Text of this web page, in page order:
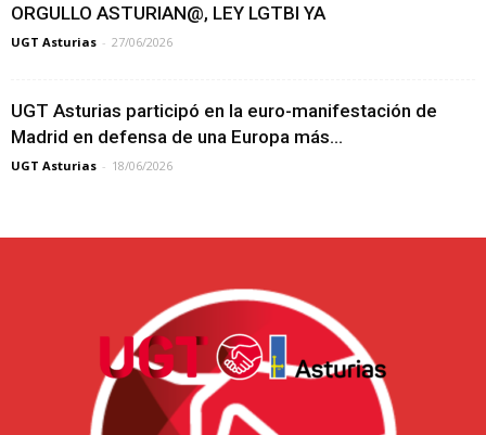
ORGULLO ASTURIAN@, LEY LGTBI YA
UGT Asturias - 27/06/2026
UGT Asturias participó en la euro-manifestación de
Madrid en defensa de una Europa más...
UGT Asturias - 18/06/2026